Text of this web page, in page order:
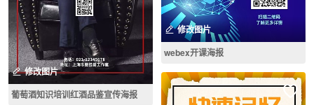
修改图片
葡萄酒知识培训红酒品鉴宣传海报
修改图片
webex开课海报